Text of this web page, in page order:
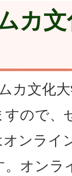
カ
カ文化
ので、
ンライ
オンラ